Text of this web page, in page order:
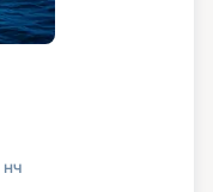
нч